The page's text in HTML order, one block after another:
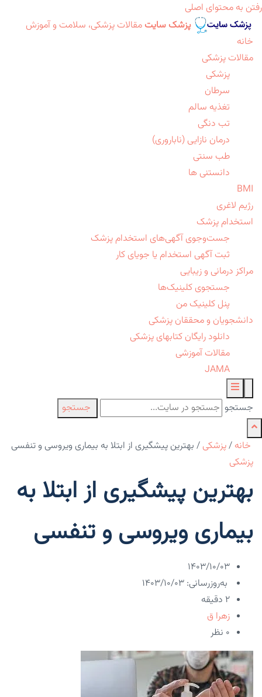
رفتن به محتوای اصلی
پزشک سایت مقالات پزشکی، سلامت و آموزش
خانه
مقالات پزشکی
پزشکی
سرطان
تغذیه سالم
تب دنگی
درمان نازایی (ناباروری)
طب سنتی
دانستنی ها
BMI
رژیم لاغری
استخدام پزشک
جست‌وجوی آگهی‌های استخدام پزشک
ثبت آگهی استخدام یا جویای کار
مراکز درمانی و زیبایی
جستجوی کلینیک‌ها
پنل کلینیک من
دانشجویان و محققان پزشکی
دانلود رایگان کتابهای پزشکی
مقالات آموزشی
JAMA
جستجو جستجو
خانه /پزشکی / بهترین پیشگیری از ابتلا به بیماری ویروسی و تنفسی
پزشکی
بهترین پیشگیری از ابتلا به
بیماری ویروسی و تنفسی
۱۴۰۳/۱۰/۰۳
به‌روزرسانی: ۱۴۰۳/۱۰/۰۳
2 دقیقه
زهرا ق
۰ نظر